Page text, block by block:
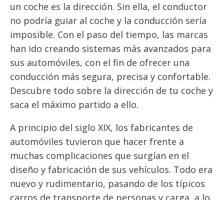
un coche es la dirección. Sin ella, el conductor
no podría guiar al coche y la conducción sería
imposible. Con el paso del tiempo, las marcas
han ido creando sistemas más avanzados para
sus automóviles, con el fin de ofrecer una
conducción más segura, precisa y confortable.
Descubre todo sobre la dirección de tu coche y
saca el máximo partido a ello.
A principio del siglo XIX, los fabricantes de
automóviles tuvieron que hacer frente a
muchas complicaciones que surgían en el
diseño y fabricación de sus vehículos. Todo era
nuevo y rudimentario, pasando de los típicos
carros de transporte de personas y carga, a lo